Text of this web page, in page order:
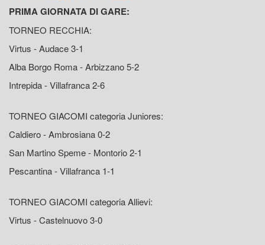
PRIMA GIORNATA DI GARE:
TORNEO RECCHIA:
Virtus - Audace 3-1
Alba Borgo Roma - Arbizzano 5-2
Intrepida - Villafranca 2-6
TORNEO GIACOMI categoria Juniores:
Caldiero - Ambrosiana 0-2
San Martino Speme - Montorio 2-1
Pescantina - Villafranca 1-1
TORNEO GIACOMI categoria Allievi:
Virtus - Castelnuovo 3-0